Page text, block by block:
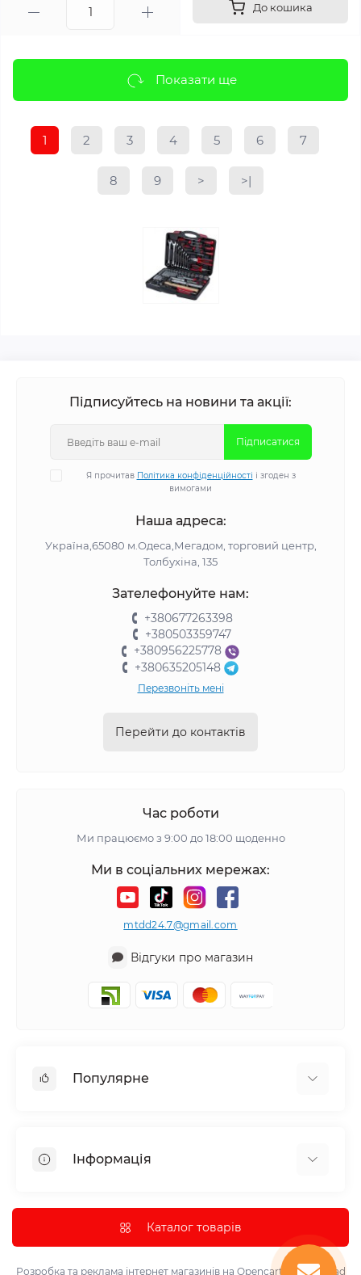
До кошика
Показати ще
1 2 3 4 5 6 7
8 9 > >|
Підписуйтесь на новини та акції:
Підписатися
Я прочитав Політика конфіденційності і згоден з
вимогами
Наша адреса:
Україна,65080 м.Одеса,Мегадом, торговий центр,
Толбухіна, 135
Зателефонуйте нам:
+380677263398
+380503359747
+380956225778
+380635205148
Перезвоніть мені
Перейти до контактів
Час роботи
Ми працюємо з 9:00 до 18:00 щоденно
Ми в соціальних мережах:
mtdd24.7@gmail.com
Відгуки про магазин
Популярне
Все для автомобіля
Парасолька
Інструмент та обладнання
Інформація
Доставка та оплата
Політика конфіденційності
Умови використання
Каталог товарів
Розробка та реклама інтернет магазинів на Opencart marketsklad